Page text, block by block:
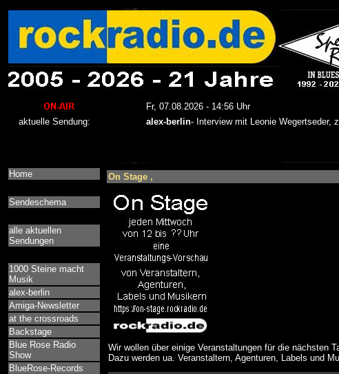
Home
Sendeschema
alle aktuellen
Sendungen
1000 Steine macht
Musik
alex-berlin
Amiga-Newsletter
at the crossroads
Backstage
Blue Rose Radio
Show
BlueRose-Records
On Stage ,
Wir wollen über einige Veranstaltungen für die nächsten
Dazu werden ua. Veranstaltern, Agenturen, Labels und